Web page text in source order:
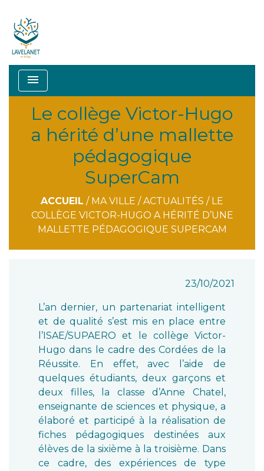
menu
Le collège Victor-Hugo
a hérité d’une mallette
pédagogique
SuperCam
ACCUEIL / MA VILLE /ACTUALITÉS / LE
COLLÈGE VICTOR-HUGO A HÉRITÉ D’UNE
MALLETTE PÉDAGOGIQUE SUPERCAM
23/10/2021
L’an dernier, un partenariat intelligent
et de qualité s’est mis en place entre
l’ISAE/SUPAERO et le collège Victor-
Hugo dans le cadre des Cordées de la
Réussite. En effet, avec l’aide de
quelques étudiants, deux garçons et
deux filles, la classe d’Anne Chatel,
enseignante de sciences et physique, a
élaboré et participé à la réalisation de
fiches pédagogiques destinées aux
élèves de la sixième à la troisième. Dans
ce cadre, des expériences de type